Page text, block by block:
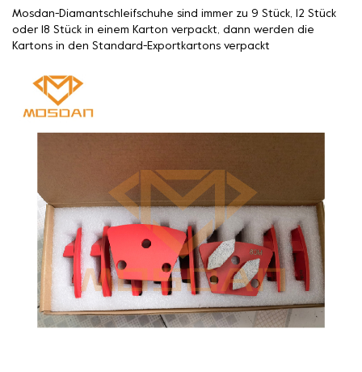
Mosdan-Diamantschleifschuhe sind immer zu 9 Stück, 12 Stück
oder 18 Stück in einem Karton verpackt, dann werden die
Kartons in den Standard-Exportkartons verpackt